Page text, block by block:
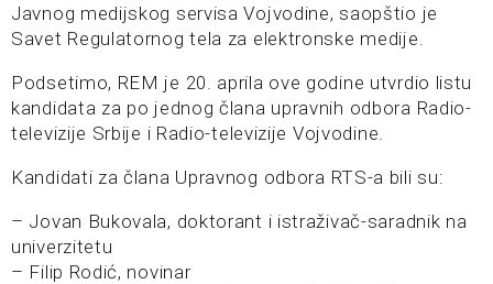
Javnog medijskog servisa Vojvodine, saopštio je
Savet Regulatornog tela za elektronske medije.
Podsetimo, REM je 20. aprila ove godine utvrdio listu
kandidata za po jednog člana upravnih odbora Radio-
televizije Srbije i Radio-televizije Vojvodine.
Kandidati za člana Upravnog odbora RTS-a bili su:
– Jovan Bukovala, doktorant i istraživač-saradnik na
univerzitetu
– Filip Rodić, novinar